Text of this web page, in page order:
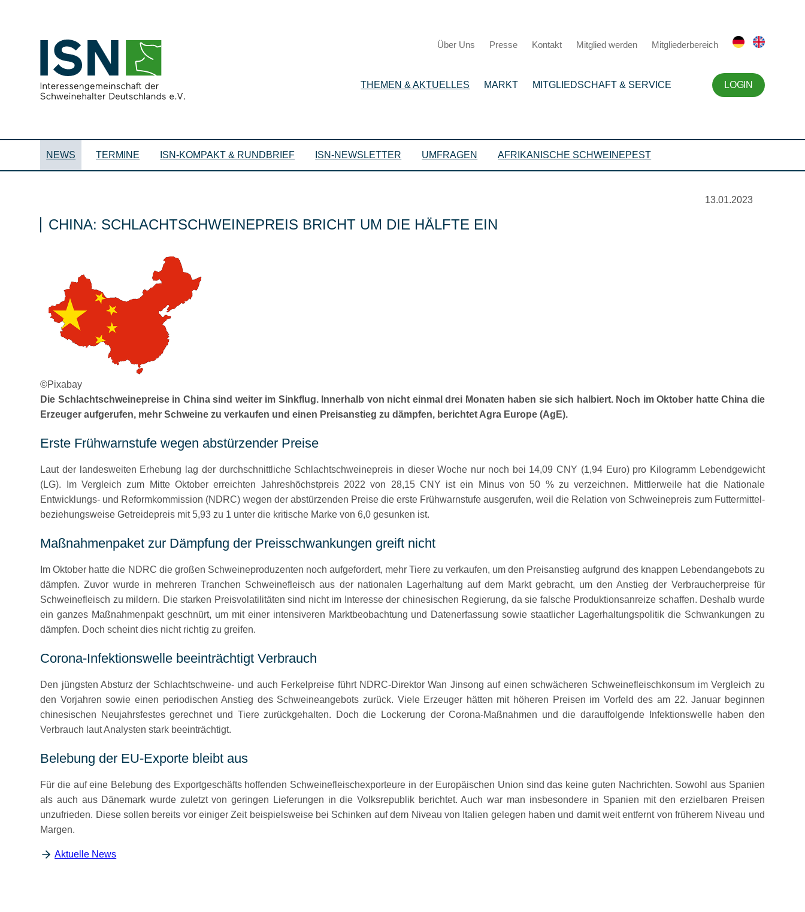
Über Uns Presse Kontakt Mitglied werden Mitgliederbereich
THEMEN & AKTUELLES MARKT MITGLIEDSCHAFT & SERVICE LOGIN
NEWS TERMINE ISN-KOMPAKT & RUNDBRIEF ISN-NEWSLETTER UMFRAGEN AFRIKANISCHE SCHWEINEPEST
13.01.2023
CHINA: SCHLACHTSCHWEINEPREIS BRICHT UM DIE HÄLFTE EIN
©Pixabay
Die Schlachtschweinepreise in China sind weiter im Sinkflug. Innerhalb von nicht einmal drei Monaten haben sie sich halbiert. Noch im Oktober hatte China die
Erzeuger aufgerufen, mehr Schweine zu verkaufen und einen Preisanstieg zu dämpfen, berichtet Agra Europe (AgE).
Erste Frühwarnstufe wegen abstürzender Preise
Laut der landesweiten Erhebung lag der durchschnittliche Schlachtschweinepreis in dieser Woche nur noch bei 14,09 CNY (1,94 Euro) pro Kilogramm Lebendgewicht
(LG). Im Vergleich zum Mitte Oktober erreichten Jahreshöchstpreis 2022 von 28,15 CNY ist ein Minus von 50 % zu verzeichnen. Mittlerweile hat die Nationale
Entwicklungs- und Reformkommission (NDRC) wegen der abstürzenden Preise die erste Frühwarnstufe ausgerufen, weil die Relation von Schweinepreis zum Futtermittel-
beziehungsweise Getreidepreis mit 5,93 zu 1 unter die kritische Marke von 6,0 gesunken ist.
Maßnahmenpaket zur Dämpfung der Preisschwankungen greift nicht
Im Oktober hatte die NDRC die großen Schweineproduzenten noch aufgefordert, mehr Tiere zu verkaufen, um den Preisanstieg aufgrund des knappen Lebendangebots zu
dämpfen. Zuvor wurde in mehreren Tranchen Schweinefleisch aus der nationalen Lagerhaltung auf dem Markt gebracht, um den Anstieg der Verbraucherpreise für
Schweinefleisch zu mildern. Die starken Preisvolatilitäten sind nicht im Interesse der chinesischen Regierung, da sie falsche Produktionsanreize schaffen. Deshalb wurde
ein ganzes Maßnahmenpakt geschnürt, um mit einer intensiveren Marktbeobachtung und Datenerfassung sowie staatlicher Lagerhaltungspolitik die Schwankungen zu
dämpfen. Doch scheint dies nicht richtig zu greifen.
Corona-Infektionswelle beeinträchtigt Verbrauch
Den jüngsten Absturz der Schlachtschweine- und auch Ferkelpreise führt NDRC-Direktor Wan Jinsong auf einen schwächeren Schweinefleischkonsum im Vergleich zu
den Vorjahren sowie einen periodischen Anstieg des Schweineangebots zurück. Viele Erzeuger hätten mit höheren Preisen im Vorfeld des am 22. Januar beginnen
chinesischen Neujahrsfestes gerechnet und Tiere zurückgehalten. Doch die Lockerung der Corona-Maßnahmen und die darauffolgende Infektionswelle haben den
Verbrauch laut Analysten stark beeinträchtigt.
Belebung der EU-Exporte bleibt aus
Für die auf eine Belebung des Exportgeschäfts hoffenden Schweinefleischexporteure in der Europäischen Union sind das keine guten Nachrichten. Sowohl aus Spanien
als auch aus Dänemark wurde zuletzt von geringen Lieferungen in die Volksrepublik berichtet. Auch war man insbesondere in Spanien mit den erzielbaren Preisen
unzufrieden. Diese sollen bereits vor einiger Zeit beispielsweise bei Schinken auf dem Niveau von Italien gelegen haben und damit weit entfernt von früherem Niveau und
Margen.
Aktuelle News